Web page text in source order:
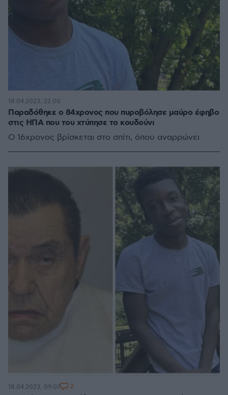
Παραδόθηκε ο 84χρονος που πυροβόλησε μαύρο έφηβο
στις ΗΠΑ που του χτύπησε το κουδούνι
Ο 16χρονος βρίσκεται στο σπίτι, όπου αναρρώνει
18.04.2023, 22:00
18.04.2023, 09:07 2